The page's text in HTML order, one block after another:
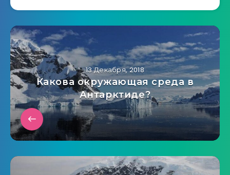
13 Декабря, 2018
Какова окружающая среда в
Антарктиде?